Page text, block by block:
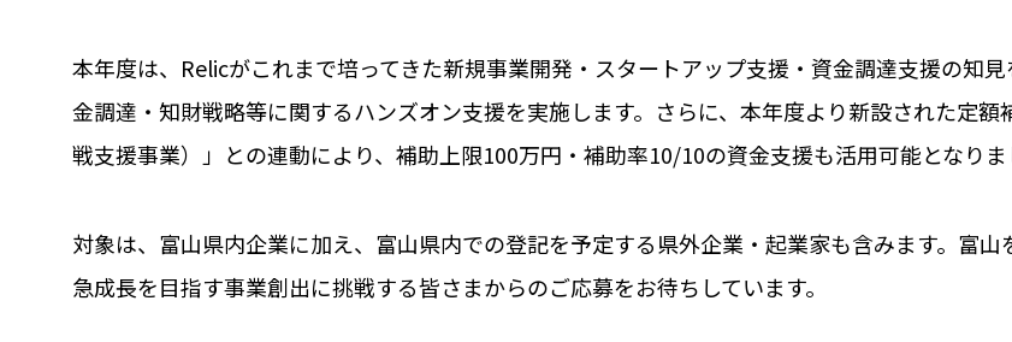
本年度は、Relicがこれまで培ってきた新規事業開発・スタートアップ支援・資金調達支援の知
金調達・知財戦略等に関するハンズオン支援を実施します。さらに、本年度より新設された定
戦支援事業）」との連動により、補助上限100万円・補助率10/10の資金支援も活用可能となりま
対象は、富山県内企業に加え、富山県内での登記を予定する県外企業・起業家も含みます。富山
急成長を目指す事業創出に挑戦する皆さまからのご応募をお待ちしています。